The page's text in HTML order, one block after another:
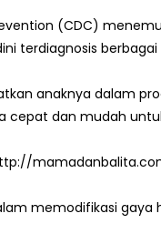
(CDC)
terdiagnosis
anaknya dalam
cepat dan mudah
memodifikasi